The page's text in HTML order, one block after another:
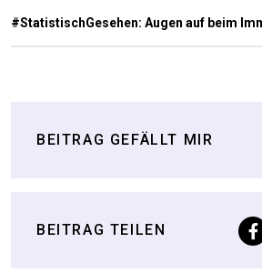
#Statistisch­Gesehen: Augen auf beim
BEITRAG GEFÄLLT MIR
BEITRAG TEILEN